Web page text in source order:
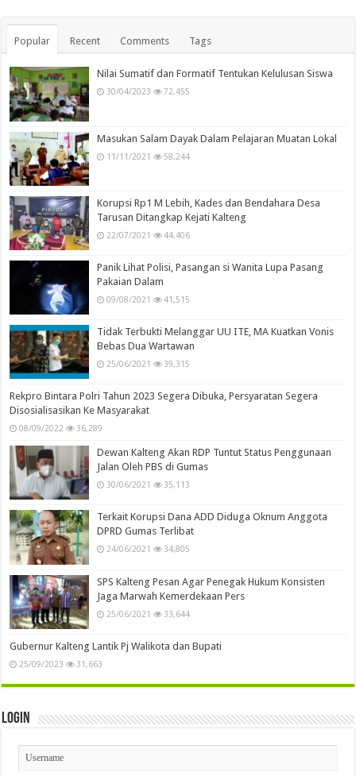
Popular Recent Comments Tags
Nilai Sumatif dan Formatif Tentukan Kelulusan Siswa
30/04/2023 72,455
Masukan Salam Dayak Dalam Pelajaran Muatan Lokal
11/11/2021 58,244
Korupsi Rp1 M Lebih, Kades dan Bendahara Desa
Tarusan Ditangkap Kejati Kalteng
22/07/2021 44,406
Panik Lihat Polisi, Pasangan si Wanita Lupa Pasang
Pakaian Dalam
09/08/2021 41,515
Tidak Terbukti Melanggar UU ITE, MA Kuatkan Vonis
Bebas Dua Wartawan
25/06/2021 39,315
Rekpro Bintara Polri Tahun 2023 Segera Dibuka, Persyaratan Segera
Disosialisasikan Ke Masyarakat
08/09/2022 36,289
Dewan Kalteng Akan RDP Tuntut Status Penggunaan
Jalan Oleh PBS di Gumas
30/06/2021 35,113
Terkait Korupsi Dana ADD Diduga Oknum Anggota
DPRD Gumas Terlibat
24/06/2021 34,805
SPS Kalteng Pesan Agar Penegak Hukum Konsisten
Jaga Marwah Kemerdekaan Pers
25/06/2021 33,644
Gubernur Kalteng Lantik Pj Walikota dan Bupati
25/09/2023 31,663
Login